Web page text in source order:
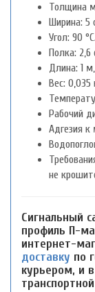
Толщина
Ширина: 5
Угол: 90 °С.
Полка: 2,6
Длина: 1
Вес: 0,035
Рабочий
Адгезия к
не
Сигнальный
профиль П-
интернет-
доставку по
курьером, и